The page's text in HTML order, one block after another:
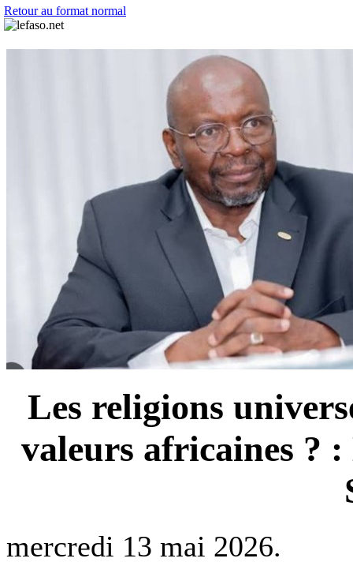
Retour au format normal
Les religions
valeurs africaines ?
mercredi 13 mai 2026.